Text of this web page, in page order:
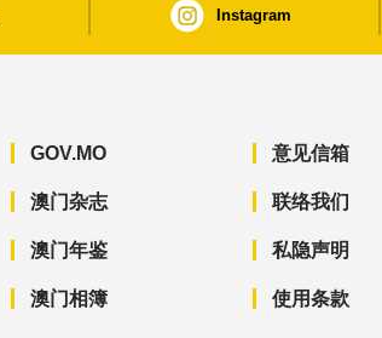
Instagram
GOV.MO
澳门杂志
澳门年鉴
澳门相簿
意见信箱
联络我们
私隐声明
使用条款